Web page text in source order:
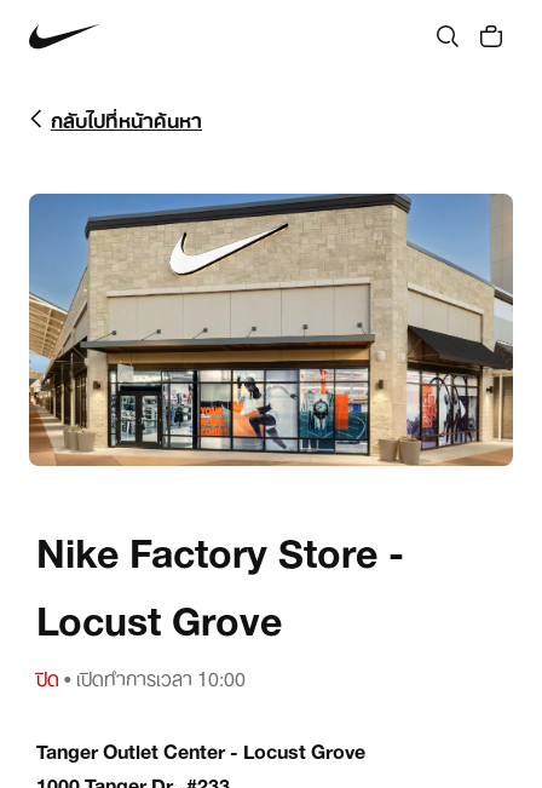
กลับไปที่หน้าค้นหา
Nike Factory Store -
Locust Grove
ปิด• เปิดทำการเวลา 10:00
Tanger Outlet Center - Locust Grove